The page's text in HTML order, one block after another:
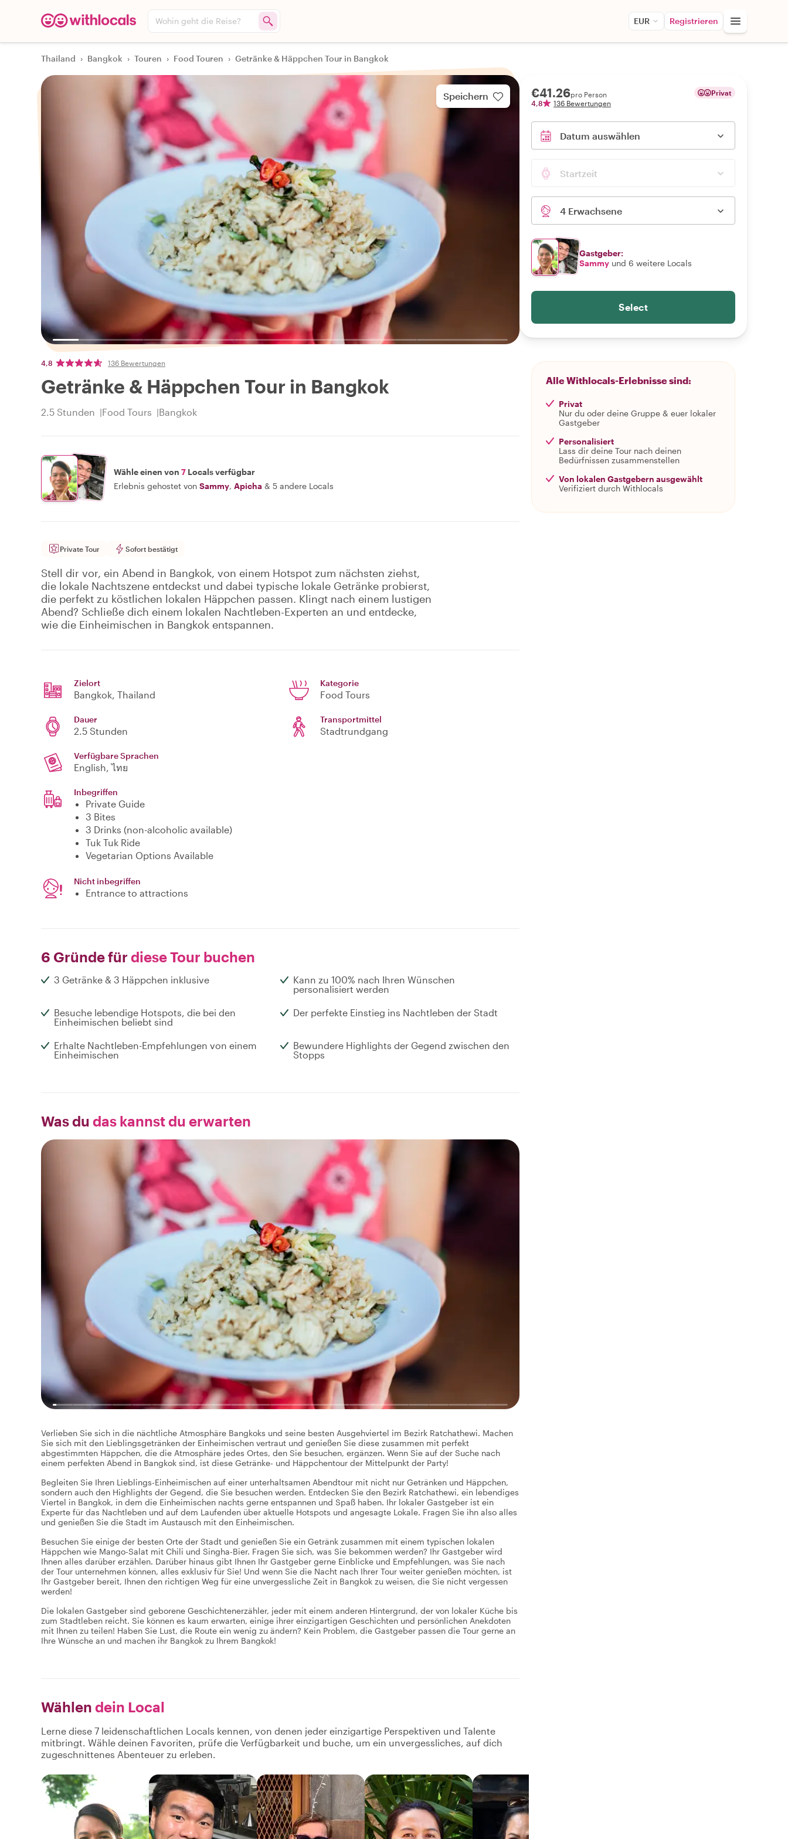
Wohin geht die Reise? EUR Registrieren
Thailand › Bangkok › Touren › Food Touren › Getränke & Häppchen Tour in Bangkok
Speichern
4,8 136 Bewertungen
Getränke & Häppchen Tour in Bangkok
2.5 Stunden Food Tours Bangkok
Wähle einen von 7 Locals verfügbar
Erlebnis gehostet von Sammy, Apicha & 5 andere Locals
Private Tour Sofort bestätigt
Stell dir vor, ein Abend in Bangkok, von einem Hotspot zum nächsten ziehst,
die lokale Nachtszene entdeckst und dabei typische lokale Getränke probierst,
die perfekt zu köstlichen lokalen Häppchen passen. Klingt nach einem lustigen
Abend? Schließe dich einem lokalen Nachtleben-Experten an und entdecke,
wie die Einheimischen in Bangkok entspannen.
Zielort
Bangkok, Thailand
Kategorie
Food Tours
Dauer
2.5 Stunden
Transportmittel
Stadtrundgang
Verfügbare Sprachen
English, ไทย
Inbegriffen
Private Guide
3 Bites
3 Drinks (non-alcoholic available)
Tuk Tuk Ride
Vegetarian Options Available
Nicht inbegriffen
Entrance to attractions
6 Gründe für diese Tour buchen
3 Getränke & 3 Häppchen inklusive
Kann zu 100% nach Ihren Wünschen
personalisiert werden
Besuche lebendige Hotspots, die bei den
Einheimischen beliebt sind
Der perfekte Einstieg ins Nachtleben der Stadt
Erhalte Nachtleben-Empfehlungen von einem
Einheimischen
Bewundere Highlights der Gegend zwischen den
Stopps
Was du das kannst du erwarten
Verlieben Sie sich in die nächtliche Atmosphäre Bangkoks und seine besten Ausgehviertel im Bezirk Ratchathewi. Machen
Sie sich mit den Lieblingsgetränken der Einheimischen vertraut und genießen Sie diese zusammen mit perfekt
abgestimmten Häppchen, die die Atmosphäre jedes Ortes, den Sie besuchen, ergänzen. Wenn Sie auf der Suche nach
einem perfekten Abend in Bangkok sind, ist diese Getränke- und Häppchentour der Mittelpunkt der Party!
Begleiten Sie Ihren Lieblings-Einheimischen auf einer unterhaltsamen Abendtour mit nicht nur Getränken und Häppchen,
sondern auch den Highlights der Gegend, die Sie besuchen werden. Entdecken Sie den Bezirk Ratchathewi, ein lebendiges
Viertel in Bangkok, in dem die Einheimischen nachts gerne entspannen und Spaß haben. Ihr lokaler Gastgeber ist ein
Experte für das Nachtleben und auf dem Laufenden über aktuelle Hotspots und angesagte Lokale. Fragen Sie ihn also alles
und genießen Sie die Stadt im Austausch mit den Einheimischen.
Besuchen Sie einige der besten Orte der Stadt und genießen Sie ein Getränk zusammen mit einem typischen lokalen
Häppchen wie Mango-Salat mit Chili und Singha-Bier. Fragen Sie sich, was Sie bekommen werden? Ihr Gastgeber wird
Ihnen alles darüber erzählen. Darüber hinaus gibt Ihnen Ihr Gastgeber gerne Einblicke und Empfehlungen, was Sie nach
der Tour unternehmen können, alles exklusiv für Sie! Und wenn Sie die Nacht nach Ihrer Tour weiter genießen möchten, ist
Ihr Gastgeber bereit, Ihnen den richtigen Weg für eine unvergessliche Zeit in Bangkok zu weisen, die Sie nicht vergessen
werden!
Die lokalen Gastgeber sind geborene Geschichtenerzähler, jeder mit einem anderen Hintergrund, der von lokaler Küche bis
zum Stadtleben reicht. Sie können es kaum erwarten, einige ihrer einzigartigen Geschichten und persönlichen Anekdoten
mit Ihnen zu teilen! Haben Sie Lust, die Route ein wenig zu ändern? Kein Problem, die Gastgeber passen die Tour gerne an
Ihre Wünsche an und machen ihr Bangkok zu Ihrem Bangkok!
Wählen dein Local
Lerne diese 7 leidenschaftlichen Locals kennen, von denen jeder einzigartige Perspektiven und Talente
mitbringt. Wähle deinen Favoriten, prüfe die Verfügbarkeit und buche, um ein unvergessliches, auf dich
zugeschnittenes Abenteuer zu erleben.
€41.26pro Person
4,8
136 Bewertungen
Privat
Datum auswählen
Startzeit
4 Erwachsene
Gastgeber:
Sammy und 6 weitere Locals
Select
Alle Withlocals-Erlebnisse sind:
Privat
Nur du oder deine Gruppe & euer lokaler
Gastgeber
Personalisiert
Lass dir deine Tour nach deinen
Bedürfnissen zusammenstellen
Von lokalen Gastgebern ausgewählt
Verifiziert durch Withlocals